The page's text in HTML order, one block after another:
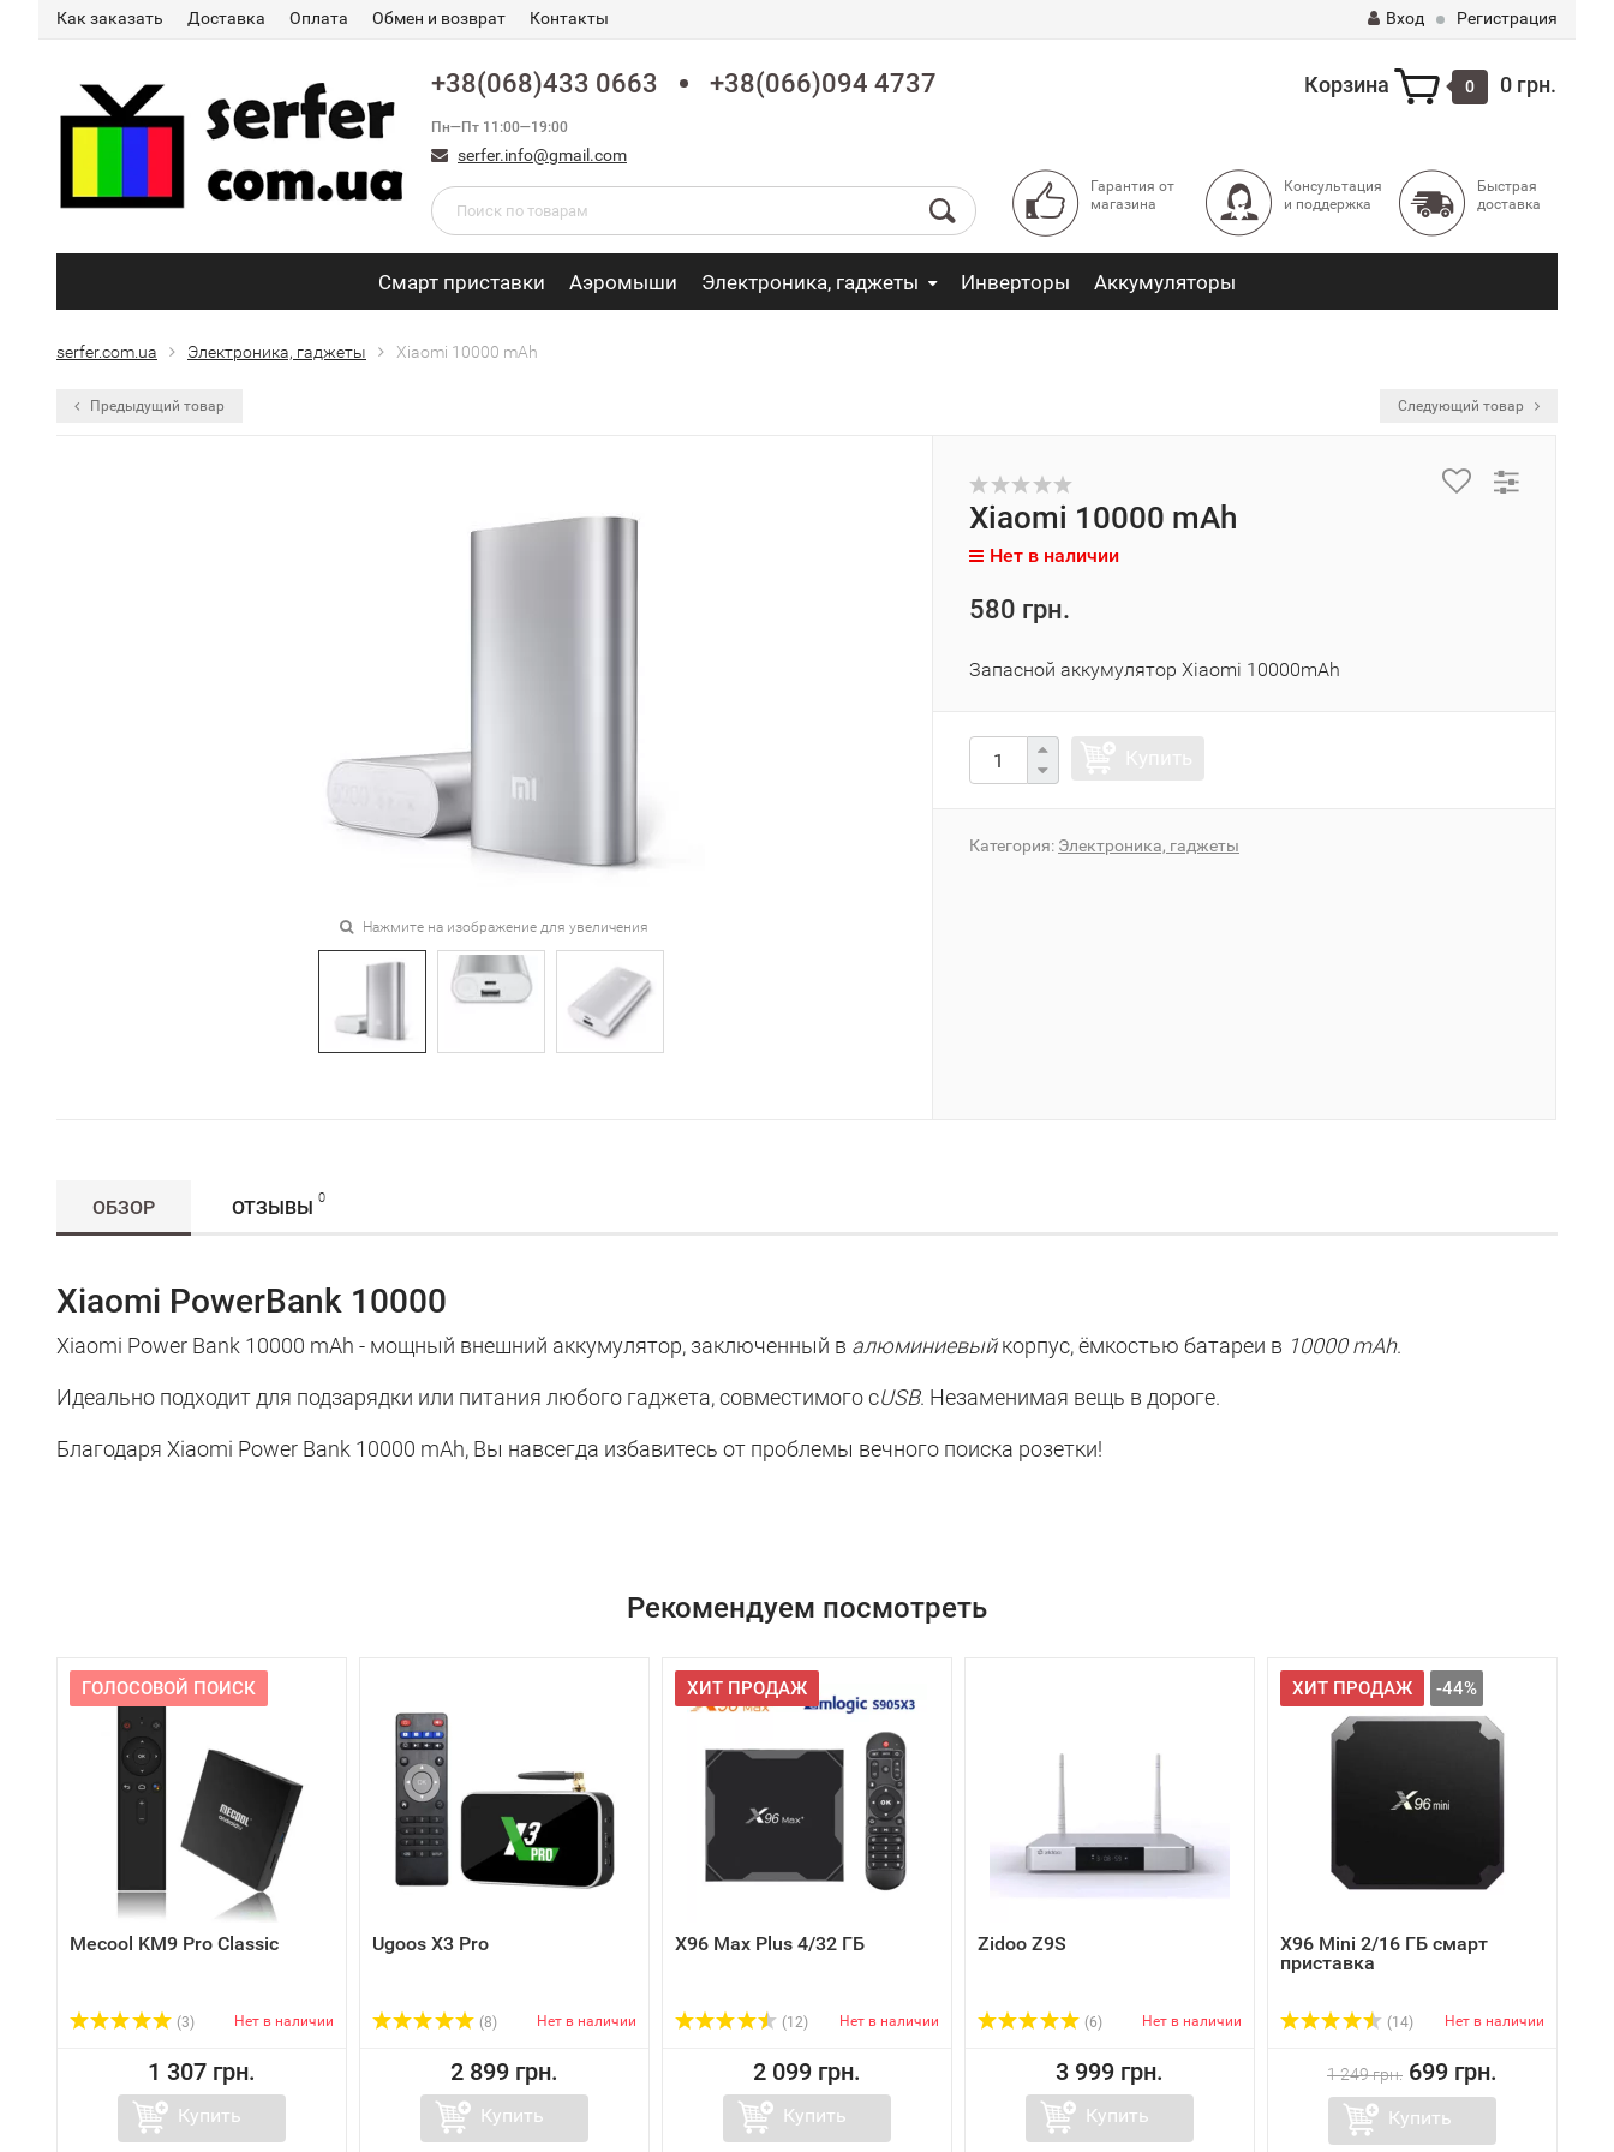
Как заказать Доставка Оплата Обмен и возврат Контакты Вход Регистрация
+38(068)433 0663 +38(066)094 4737
Пн—Пт 11:00—19:00
serfer.info@gmail.com
Корзина 0 0 грн.
Гарантия от
магазина
Консультация
и поддержка
Быстрая
доставка
Смарт приставки Аэромыши Электроника, гаджеты Инверторы Аккумуляторы
serfer.com.ua Электроника, гаджеты Xiaomi 10000 mAh
Предыдущий товар Следующий товар
Нажмите на изображение для увеличения
Xiaomi 10000 mAh
Нет в наличии
580 грн.
Запасной аккумулятор Xiaomi 10000mAh
Категория: Электроника, гаджеты
ОБЗОР ОТЗЫВЫ 0
Xiaomi PowerBank 10000
Xiaomi Power Bank 10000 mAh - мощный внешний аккумулятор, заключенный в алюминиевыйкорпус, ёмкостью батареи в 10000 mAh.
Идеально подходит для подзарядки или питания любого гаджета, совместимого сUSB. Незаменимая вещь в дороге.
Благодаря Xiaomi Power Bank 10000 mAh, Вы навсегда избавитесь от проблемы вечного поиска розетки!
Рекомендуем посмотреть
ГОЛОСОВОЙ ПОИСК
Mecool KM9 Pro Classic
(3) Нет в наличии
1 307 грн.
Купить
Ugoos X3 Pro
(8) Нет в наличии
2 899 грн.
Купить
ХИТ ПРОДАЖ
X96 Max Plus 4/32 ГБ
(12) Нет в наличии
2 099 грн.
Купить
Zidoo Z9S
(6) Нет в наличии
3 999 грн.
Купить
ХИТ ПРОДАЖ -44%
X96 Mini 2/16 ГБ смарт
приставка
(14) Нет в наличии
1 249 грн. 699 грн.
Купить